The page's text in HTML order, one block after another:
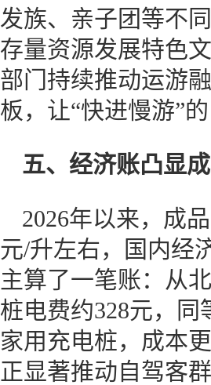
发族、亲子团等不
存量资源发展特色
部门持续推动运游
板，让“快进慢游”
五、 经济账凸显
2026年以来，成
元/升左右，国内经
主算了一笔账：从
桩电费约328元，同
家用充电桩，成本
正显著推动自驾客群